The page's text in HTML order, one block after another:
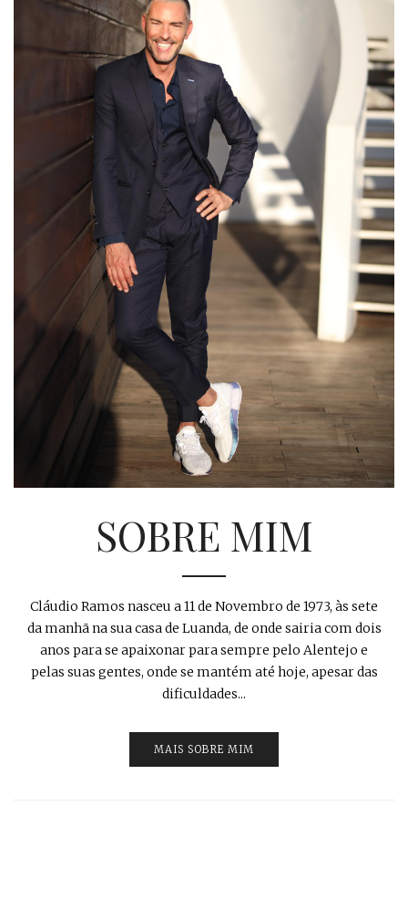
SOBRE MIM
Cláudio Ramos nasceu a 11 de Novembro de 1973, às sete
da manhã na sua casa de Luanda, de onde sairia com dois
anos para se apaixonar para sempre pelo Alentejo e
pelas suas gentes, onde se mantém até hoje, apesar das
dificuldades...
MAIS SOBRE MIM